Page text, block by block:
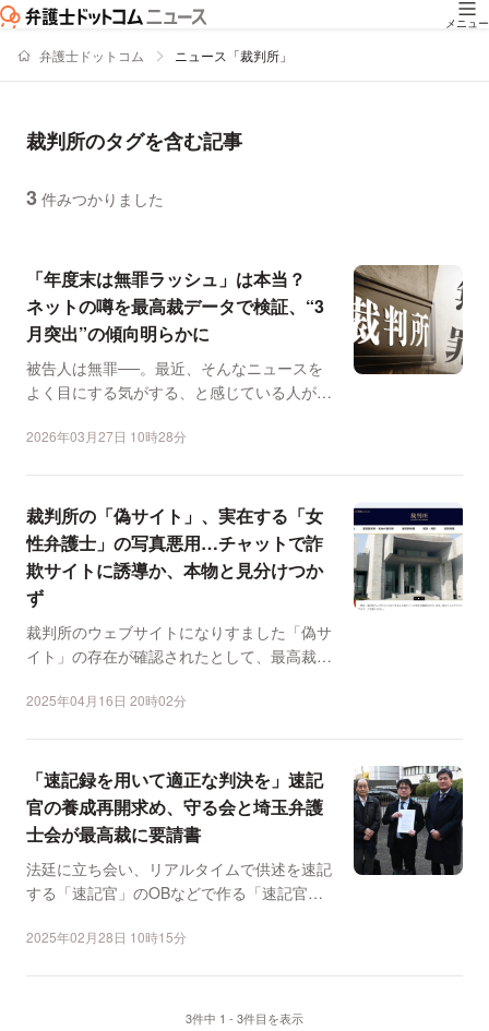
メニュー
弁護士ドットコム ニュース「裁判所」
裁判所のタグを含む記事
3 件みつかりました
「年度末は無罪ラッシュ」は本当？
ネットの噂を最高裁データで検証、“3
月突出”の傾向明らかに
被告人は無罪──。最近、そんなニュースを
よく目にする気がする、と感じている人がい
2026年03月27日 10時28分
裁判所の「偽サイト」、実在する「女
性弁護士」の写真悪用…チャットで詐
欺サイトに誘導か、本物と見分けつか
ず
裁判所のウェブサイトになりすました「偽サ
イト」の存在が確認されたとして、最高裁が
2025年04月16日 20時02分
「速記録を用いて適正な判決を」速記
官の養成再開求め、守る会と埼玉弁護
士会が最高裁に要請書
法廷に立ち会い、リアルタイムで供述を速記
する「速記官」のOBなどで作る「速記官制
2025年02月28日 10時15分
3件中 1 - 3件目を表示